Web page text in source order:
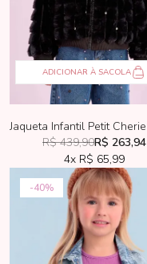
ADICIONAR À SACOLA
R$ 439,90R$ 263,94
4x R$ 65,99
40%